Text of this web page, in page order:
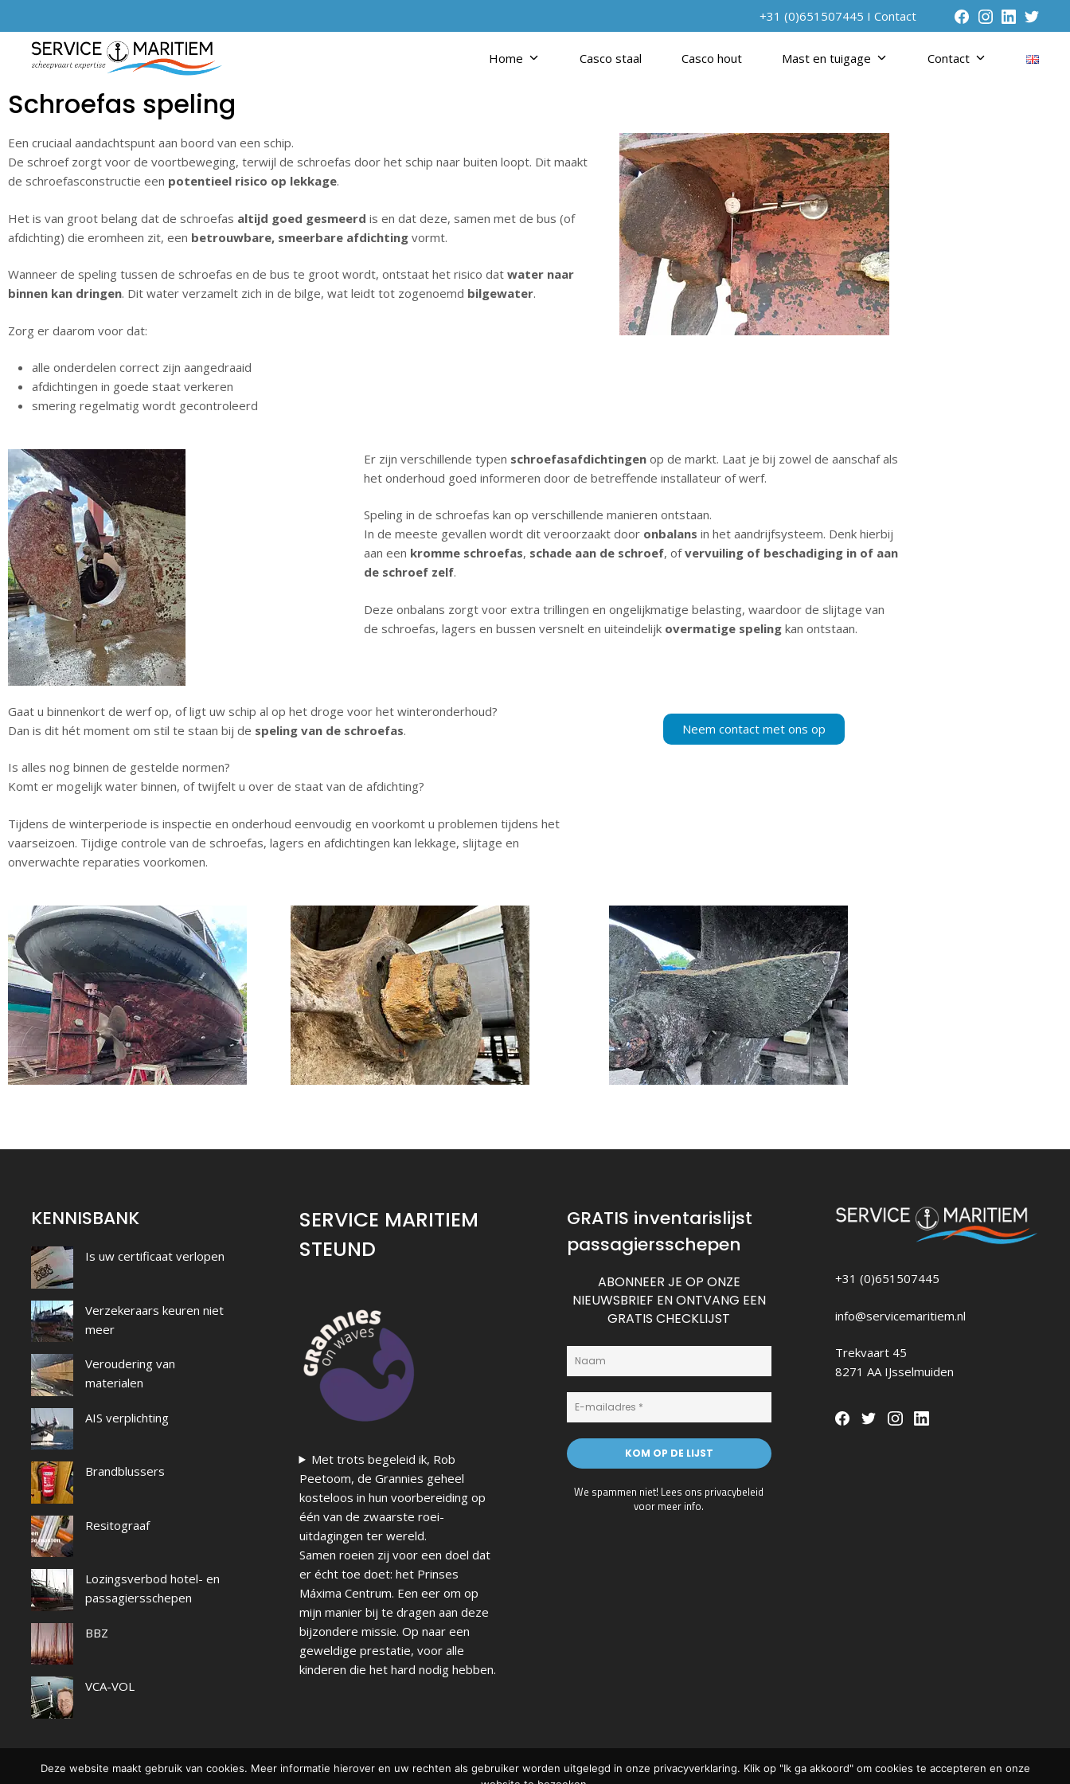
+31 (0)651507445 IContact
Home Casco staal Casco hout Mast en tuigage Contact
Schroefas speling
Een cruciaal aandachtspunt aan boord van een schip.
De schroef zorgt voor de voortbeweging, terwijl de schroefas door het schip naar buiten loopt. Dit maakt
de schroefasconstructie een potentieel risico op lekkage.
Het is van groot belang dat de schroefas altijd goed gesmeerd is en dat deze, samen met de bus (of
afdichting) die eromheen zit, een betrouwbare, smeerbare afdichting vormt.
Wanneer de speling tussen de schroefas en de bus te groot wordt, ontstaat het risico dat water naar
binnen kan dringen. Dit water verzamelt zich in de bilge, wat leidt tot zogenoemd bilgewater.
Zorg er daarom voor dat:
alle onderdelen correct zijn aangedraaid
afdichtingen in goede staat verkeren
smering regelmatig wordt gecontroleerd
Er zijn verschillende typen schroefasafdichtingen op de markt. Laat je bij zowel de aanschaf als
het onderhoud goed informeren door de betreffende installateur of werf.
Speling in de schroefas kan op verschillende manieren ontstaan.
In de meeste gevallen wordt dit veroorzaakt door onbalans in het aandrijfsysteem. Denk hierbij
aan een kromme schroefas, schade aan de schroef, ofvervuiling of beschadiging in of aan
de schroef zelf.
Deze onbalans zorgt voor extra trillingen en ongelijkmatige belasting, waardoor de slijtage van
de schroefas, lagers en bussen versnelt en uiteindelijk overmatige speling kan ontstaan.
Gaat u binnenkort de werf op, of ligt uw schip al op het droge voor het winteronderhoud?
Dan is dit hét moment om stil te staan bij de speling van de schroefas.
Is alles nog binnen de gestelde normen?
Komt er mogelijk water binnen, of twijfelt u over de staat van de afdichting?
Tijdens de winterperiode is inspectie en onderhoud eenvoudig en voorkomt u problemen tijdens het
vaarseizoen. Tijdige controle van de schroefas, lagers en afdichtingen kan lekkage, slijtage en
onverwachte reparaties voorkomen.
Neem contact met ons op
KENNISBANK
Is uw certificaat verlopen
Verzekeraars keuren niet
meer
Veroudering van
materialen
AIS verplichting
Brandblussers
Resitograaf
Lozingsverbod hotel- en
passagiersschepen
BBZ
VCA-VOL
SERVICE MARITIEM
STEUND
Met trots begeleid ik, Rob
Peetoom, de Grannies geheel
kosteloos in hun voorbereiding op
één van de zwaarste roei-
uitdagingen ter wereld.
Samen roeien zij voor een doel dat
er écht toe doet: het Prinses
Máxima Centrum. Een eer om op
mijn manier bij te dragen aan deze
bijzondere missie. Op naar een
geweldige prestatie, voor alle
kinderen die het hard nodig hebben.
GRATIS inventarislijst
passagiersschepen
ABONNEER JE OP ONZE
NIEUWSBRIEF EN ONTVANG EEN
GRATIS CHECKLIJST
We spammen niet! Lees ons privacybeleid
voor meer info.
+31 (0)651507445
info@servicemaritiem.nl
Trekvaart 45
8271 AA IJsselmuiden
Deze website maakt gebruik van cookies. Meer informatie hierover en uw rechten als gebruiker worden uitgelegd in onze privacyverklaring. Klik op "Ik ga akkoord" om cookies te accepteren en onze